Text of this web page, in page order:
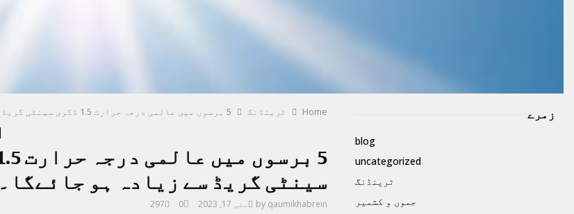
Home ٹرینڈنگ 5 برسوں میں عالمی درجہ حرارت 1.5 ڈگری سینٹی گریڈ سے زیادہ ہو جائےگا۔
سینٹی گریڈ سے زیادہ ہو جائےگا۔
by qaumikhabrein مئی 17, 2023 0
297
زمرے
blog
uncategorized
ٹرینڈنگ
جموں و کشمیر